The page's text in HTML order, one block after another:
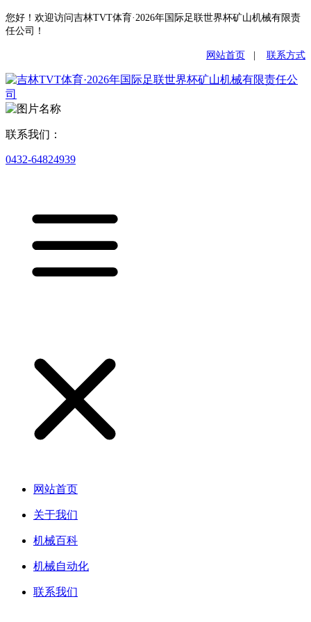
您好！欢迎访问吉林TVT体育·2026年国际足联世界杯矿山机械有限责
任公司！
网站首页 联系方式
联系我们：
0432-64824939
网站首页
关于我们
机械百科
机械自动化
联系我们